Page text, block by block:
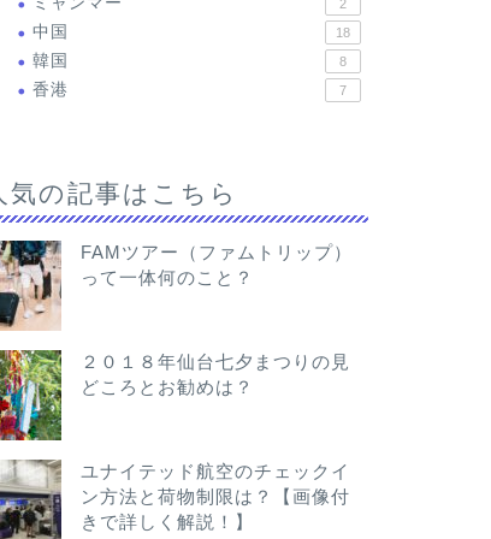
2
中国 18
韓国 8
香港 7
気の記事はこちら
FAMツアー（ファムトリップ）
って一体何のこと？
２０１８年仙台七夕まつりの見
どころとお勧めは？
ユナイテッド航空のチェックイ
ン方法と荷物制限は？【画像付
きで詳しく解説！】